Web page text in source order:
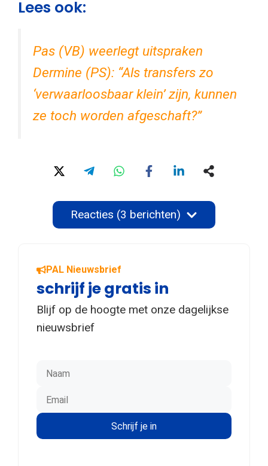
Lees ook:
Pas (VB) weerlegt uitspraken
Dermine (PS): “Als transfers zo
‘verwaarloosbaar klein’ zijn, kunnen
ze toch worden afgeschaft?”
Reacties (3 berichten)
PAL Nieuwsbrief
schrijf je gratis in
Blijf op de hoogte met onze dagelijkse
nieuwsbrief